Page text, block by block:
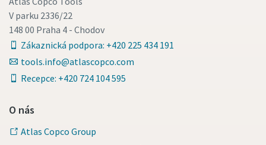
V parku 2336/22
148 00 Praha 4 - Chodov
Zákaznická podpora: +420 225 434 191
tools.info@atlascopco.com
Recepce: +420 724 104 595
O nás
Atlas Copco Group